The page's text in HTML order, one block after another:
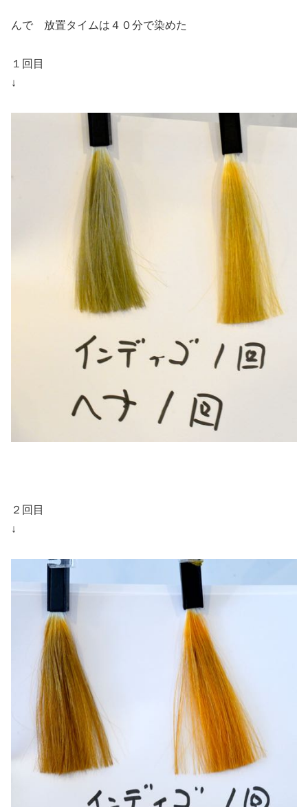
んで 放置タイムは４０分で染めた
１回目
↓
２回目
↓